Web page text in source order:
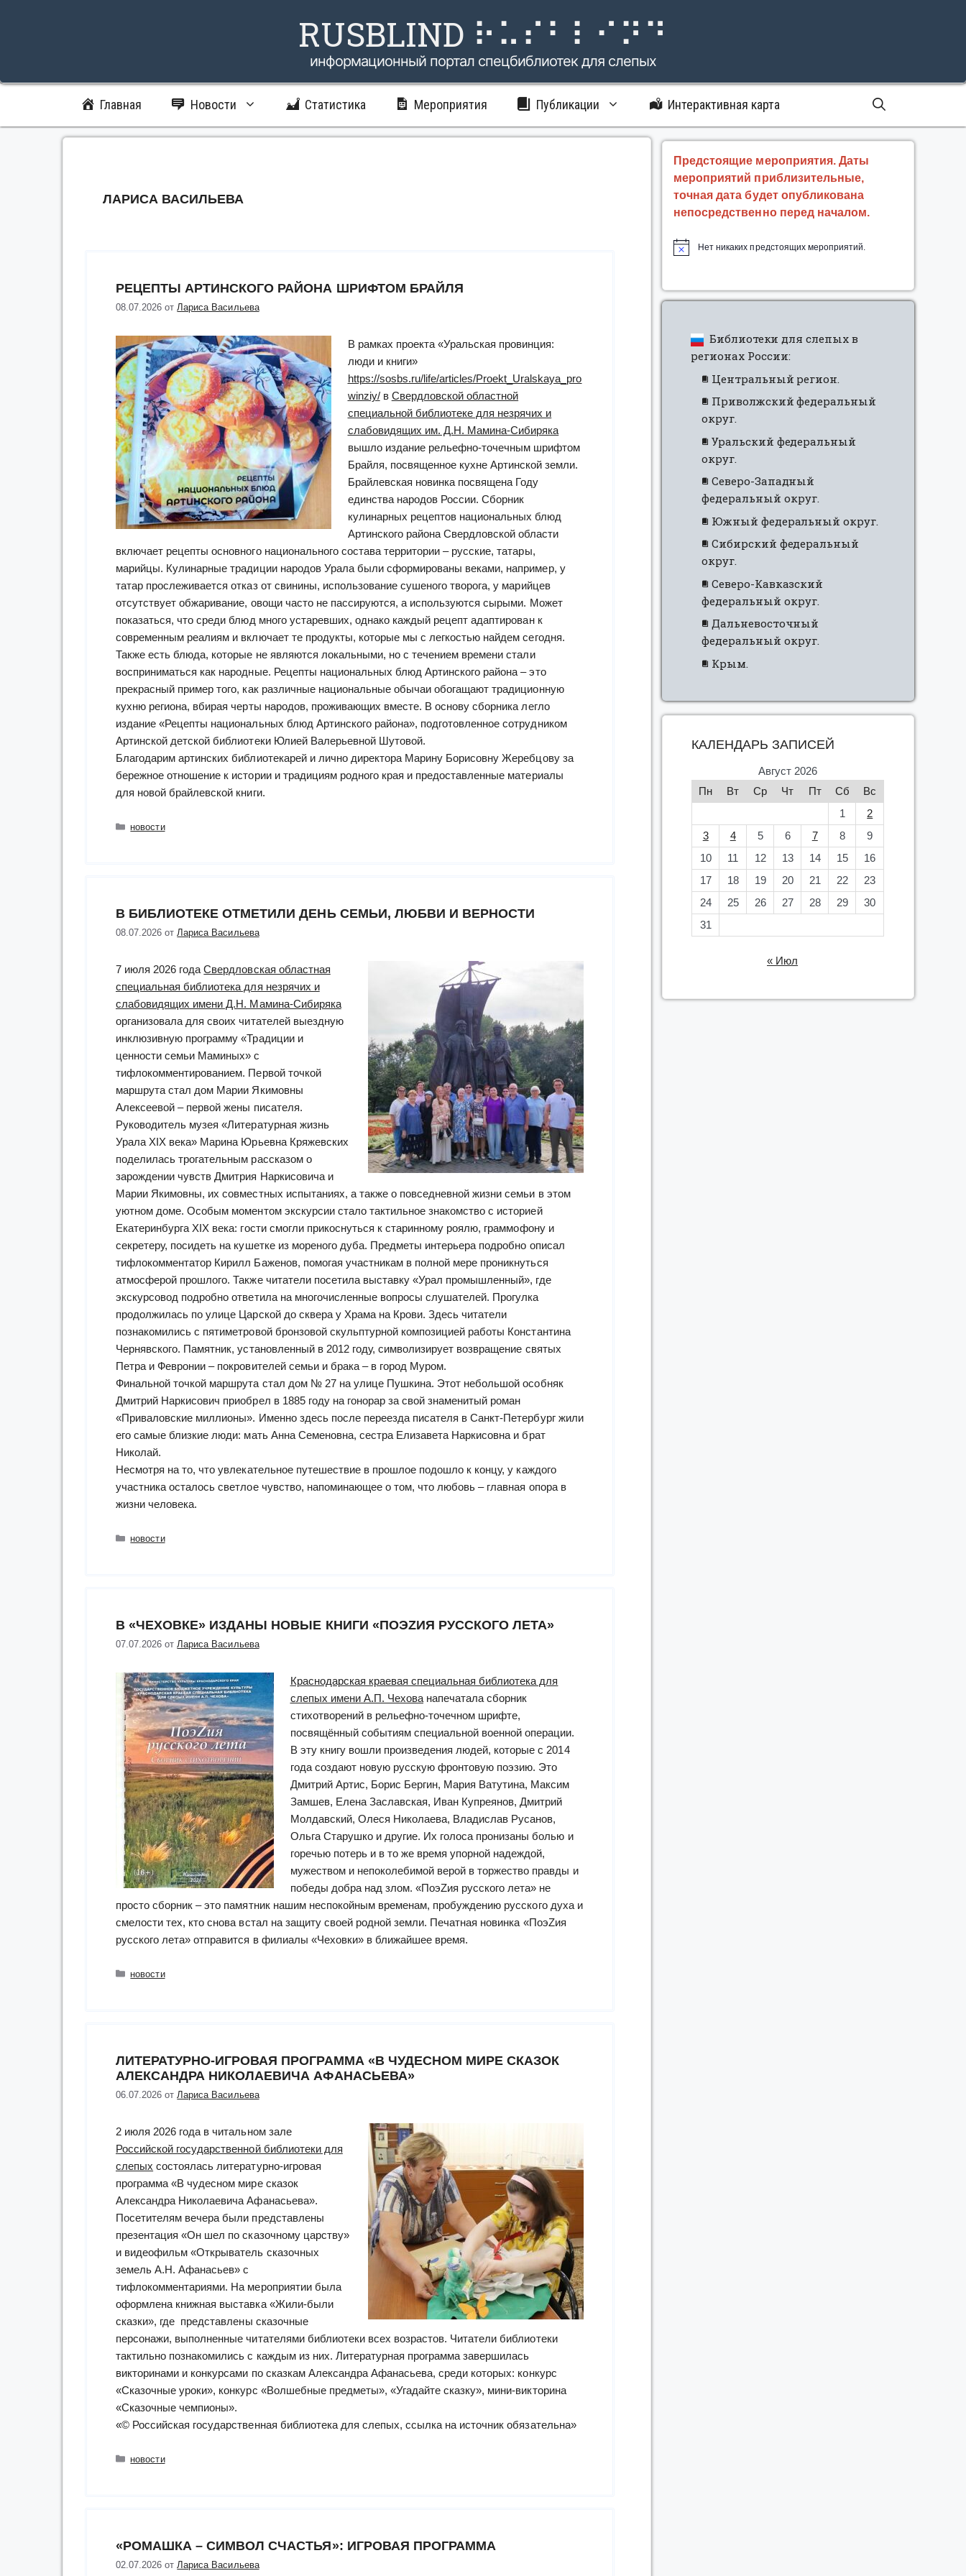
RUSBLIND ⠗⠥⠎⠃⠇⠊⠝⠙
информационный портал спецбиблиотек для слепых
Главная Новости Статистика Мероприятия Публикации Интерактивная карта
ЛАРИСА ВАСИЛЬЕВА
РЕЦЕПТЫ АРТИНСКОГО РАЙОНА ШРИФТОМ БРАЙЛЯ
08.07.2026 отЛариса Васильева
В рамках проекта «Уральская провинция:
люди и книги»
https://sosbs.ru/life/articles/Proekt_Uralskaya_pro
winziy/в Свердловской областной
специальной библиотеке для незрячих и
слабовидящих им. Д.Н. Мамина-Сибиряка
вышло издание рельефно-точечным шрифтом
Брайля, посвященное кухне Артинской земли.
Брайлевская новинка посвящена Году
единства народов России. Сборник
кулинарных рецептов национальных блюд
Артинского района Свердловской области
включает рецепты основного национального состава территории – русские, татары,
марийцы. Кулинарные традиции народов Урала были сформированы веками, например, у
татар прослеживается отказ от свинины, использование сушеного творога, у марийцев
отсутствует обжаривание, овощи часто не пассируются, а используются сырыми. Может
показаться, что среди блюд много устаревших, однако каждый рецепт адаптирован к
современным реалиям и включает те продукты, которые мы с легкостью найдем сегодня.
Также есть блюда, которые не являются локальными, но с течением времени стали
восприниматься как народные. Рецепты национальных блюд Артинского района – это
прекрасный пример того, как различные национальные обычаи обогащают традиционную
кухню региона, вбирая черты народов, проживающих вместе. В основу сборника легло
издание «Рецепты национальных блюд Артинского района», подготовленное сотрудником
Артинской детской библиотеки Юлией Валерьевной Шутовой.
Благодарим артинских библиотекарей и лично директора Марину Борисовну Жеребцову за
бережное отношение к истории и традициям родного края и предоставленные материалы
для новой брайлевской книги.
Рубрики
новости
В БИБЛИОТЕКЕ ОТМЕТИЛИ ДЕНЬ СЕМЬИ, ЛЮБВИ И ВЕРНОСТИ
08.07.2026 отЛариса Васильева
7 июля 2026 годаСвердловская областная
специальная библиотека для незрячих и
слабовидящих имени Д.Н. Мамина-Сибиряка
организовала для своих читателей выездную
инклюзивную программу «Традиции и
ценности семьи Маминых» с
тифлокомментированием. Первой точкой
маршрута стал дом Марии Якимовны
Алексеевой – первой жены писателя.
Руководитель музея «Литературная жизнь
Урала XIX века» Марина Юрьевна Кряжевских
поделилась трогательным рассказом о
зарождении чувств Дмитрия Наркисовича и
Марии Якимовны, их совместных испытаниях, а также о повседневной жизни семьи в этом
уютном доме. Особым моментом экскурсии стало тактильное знакомство с историей
Екатеринбурга XIX века: гости смогли прикоснуться к старинному роялю, граммофону и
секретеру, посидеть на кушетке из мореного дуба. Предметы интерьера подробно описал
тифлокомментатор Кирилл Баженов, помогая участникам в полной мере проникнуться
атмосферой прошлого. Также читатели посетила выставку «Урал промышленный», где
экскурсовод подробно ответила на многочисленные вопросы слушателей. Прогулка
продолжилась по улице Царской до сквера у Храма на Крови. Здесь читатели
познакомились с пятиметровой бронзовой скульптурной композицией работы Константина
Чернявского. Памятник, установленный в 2012 году, символизирует возвращение святых
Петра и Февронии – покровителей семьи и брака – в город Муром.
Финальной точкой маршрута стал дом № 27 на улице Пушкина. Этот небольшой особняк
Дмитрий Наркисович приобрел в 1885 году на гонорар за свой знаменитый роман
«Приваловские миллионы». Именно здесь после переезда писателя в Санкт-Петербург жили
его самые близкие люди: мать Анна Семеновна, сестра Елизавета Наркисовна и брат
Николай.
Несмотря на то, что увлекательное путешествие в прошлое подошло к концу, у каждого
участника осталось светлое чувство, напоминающее о том, что любовь – главная опора в
жизни человека.
Рубрики
новости
В «ЧЕХОВКЕ» ИЗДАНЫ НОВЫЕ КНИГИ «ПОЭZИЯ РУССКОГО ЛЕТА»
07.07.2026 отЛариса Васильева
Краснодарская краевая специальная библиотека для
слепых имени А.П. Чехованапечатала сборник
стихотворений в рельефно-точечном шрифте,
посвящённый событиям специальной военной операции.
В эту книгу вошли произведения людей, которые c 2014
года создают новую русскую фронтовую поэзию. Это
Дмитрий Артис, Борис Бергин, Мария Ватутина, Максим
Замшев, Елена Заславская, Иван Купреянов, Дмитрий
Молдавский, Олеся Николаева, Владислав Русанов,
Ольга Старушко и другие. Их голоса пронизаны болью и
горечью потерь и в то же время упорной надеждой,
мужеством и непоколебимой верой в торжество правды и
победы добра над злом. «ПоэZия русского лета» не
просто сборник – это памятник нашим неспокойным временам, пробуждению русского духа и
смелости тех, кто снова встал на защиту своей родной земли. Печатная новинка «ПоэZия
русского лета» отправится в филиалы «Чеховки» в ближайшее время.
Рубрики
новости
ЛИТЕРАТУРНО-ИГРОВАЯ ПРОГРАММА «В ЧУДЕСНОМ МИРЕ СКАЗОК
АЛЕКСАНДРА НИКОЛАЕВИЧА АФАНАСЬЕВА»
06.07.2026 отЛариса Васильева
2 июля 2026 года в читальном зале
Российской государственной библиотеки для
слепых состоялась литературно-игровая
программа «В чудесном мире сказок
Александра Николаевича Афанасьева».
Посетителям вечера были представлены
презентация «Он шел по сказочному царству»
и видеофильм «Открыватель сказочных
земель А.Н. Афанасьев» с
тифлокомментариями. На мероприятии была
оформлена книжная выставка «Жили-были
сказки», где представлены сказочные
персонажи, выполненные читателями библиотеки всех возрастов. Читатели библиотеки
тактильно познакомились с каждым из них. Литературная программа завершилась
викторинами и конкурсами по сказкам Александра Афанасьева, среди которых: конкурс
«Сказочные уроки», конкурс «Волшебные предметы», «Угадайте сказку», мини-викторина
«Сказочные чемпионы».
«© Российская государственная библиотека для слепых, ссылка на источник обязательна»
Рубрики
новости
«РОМАШКА – СИМВОЛ СЧАСТЬЯ»: ИГРОВАЯ ПРОГРАММА
02.07.2026 от Лариса Васильева
Предстоящие мероприятия. Даты
мероприятий приблизительные,
точная дата будет опубликована
непосредственно перед началом.
Нет никаких предстоящих мероприятий.
Библиотеки для слепых в
регионах России:
Центральный регион.
Приволжский федеральный
округ.
Уральский федеральный
округ.
Северо-Западный
федеральный округ.
Южный федеральный округ.
Сибирский федеральный
округ.
Северо-Кавказский
федеральный округ.
Дальневосточный
федеральный округ.
Крым.
КАЛЕНДАРЬ ЗАПИСЕЙ
Август 2026
Пн
Вт Ср Чт Пт Сб
Вс
1
2
3
4 5 6 7 8
9
10
11 12 13 14 15
16
17
18 19 20 21 22
23
24
25 26 27 28 29
30
31
« Июл